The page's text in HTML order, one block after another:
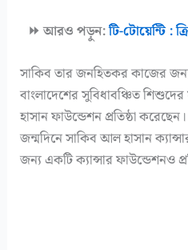
⏩ আরও পড়ুন:টি-টোয়েন্টি :
সাকিব তার জনহিতকর কাজের
বাংলাদেশের সুবিধাবঞ্চিত
হাসান ফাউন্ডেশন প্রতিষ্ঠা
জন্মদিনে সাকিব আল হাসান
জন্য একটি ক্যান্সার ফাউন্ডেশনও